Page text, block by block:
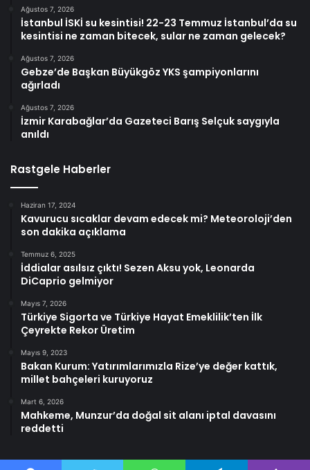
Ağustos 7, 2026
İstanbul İSKİ su kesintisi! 22-23 Temmuz İstanbul’da su
kesintisi ne zaman bitecek, sular ne zaman gelecek?
Ağustos 7, 2026
Gebze’de Başkan Büyükgöz YKS şampiyonlarını
ağırladı
Ağustos 7, 2026
İzmir Karabağlar’da Gazeteci Barış Selçuk saygıyla
anıldı
Rastgele Haberler
Haziran 17, 2024
Kavurucu sıcaklar devam edecek mi? Meteoroloji’den
son dakika açıklama
Temmuz 6, 2025
İddialar asılsız çıktı! Sezen Aksu yok, Leonarda
DiCaprio gelmiyor
Mayıs 7, 2026
Türkiye Sigorta ve Türkiye Hayat Emeklilik’ten İlk
Çeyrekte Rekor Üretim
Mayıs 9, 2023
Bakan Kurum: Yatırımlarımızla Rize’ye değer kattık,
millet bahçeleri kuruyoruz
Mart 6, 2026
Mahkeme, Munzur’da doğal sit alanı iptal davasını
reddetti